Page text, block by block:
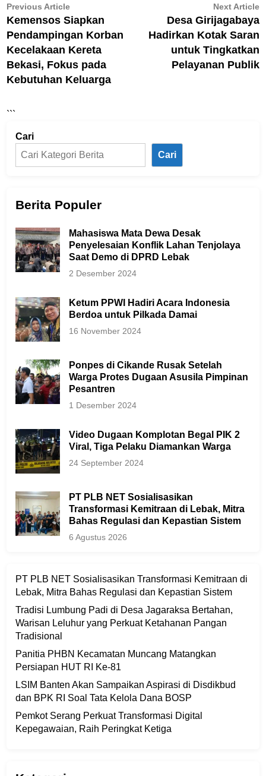
Navigasi
pos
Previous ArticlePrevious
article:
Kemensos Siapkan
Pendampingan Korban
Kecelakaan Kereta
Bekasi, Fokus pada
Kebutuhan Keluarga
Next Article
Desa Girijagabaya
Hadirkan Kotak Saran
untuk Tingkatkan
Pelayanan Publik
```
Cari
Cari
Berita Populer
Mahasiswa Mata Dewa Desak
Penyelesaian Konflik Lahan Tenjolaya
Saat Demo di DPRD Lebak
2 Desember 2024
Ketum PPWI Hadiri Acara Indonesia
Berdoa untuk Pilkada Damai
16 November 2024
Ponpes di Cikande Rusak Setelah
Warga Protes Dugaan Asusila Pimpinan
Pesantren
1 Desember 2024
Video Dugaan Komplotan Begal PIK 2
Viral, Tiga Pelaku Diamankan Warga
24 September 2024
PT PLB NET Sosialisasikan
Transformasi Kemitraan di Lebak, Mitra
Bahas Regulasi dan Kepastian Sistem
6 Agustus 2026
PT PLB NET Sosialisasikan Transformasi Kemitraan di
Lebak, Mitra Bahas Regulasi dan Kepastian Sistem
Tradisi Lumbung Padi di Desa Jagaraksa Bertahan,
Warisan Leluhur yang Perkuat Ketahanan Pangan
Tradisional
Panitia PHBN Kecamatan Muncang Matangkan
Persiapan HUT RI Ke-81
LSIM Banten Akan Sampaikan Aspirasi di Disdikbud
dan BPK RI Soal Tata Kelola Dana BOSP
Pemkot Serang Perkuat Transformasi Digital
Kepegawaian, Raih Peringkat Ketiga